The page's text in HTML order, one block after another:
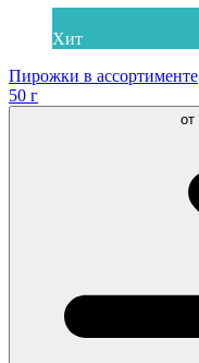
Хит
Пирожки в ассортименте
50 г
от